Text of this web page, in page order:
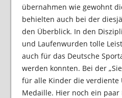
übernahmen wie gewohnt
behielten auch bei der
den Überblick. In den
und Laufenwurden tolle
auch für das Deutsche
werden konnten. Bei der
für alle Kinder die verdiente
Medaille. Hier noch ein paar